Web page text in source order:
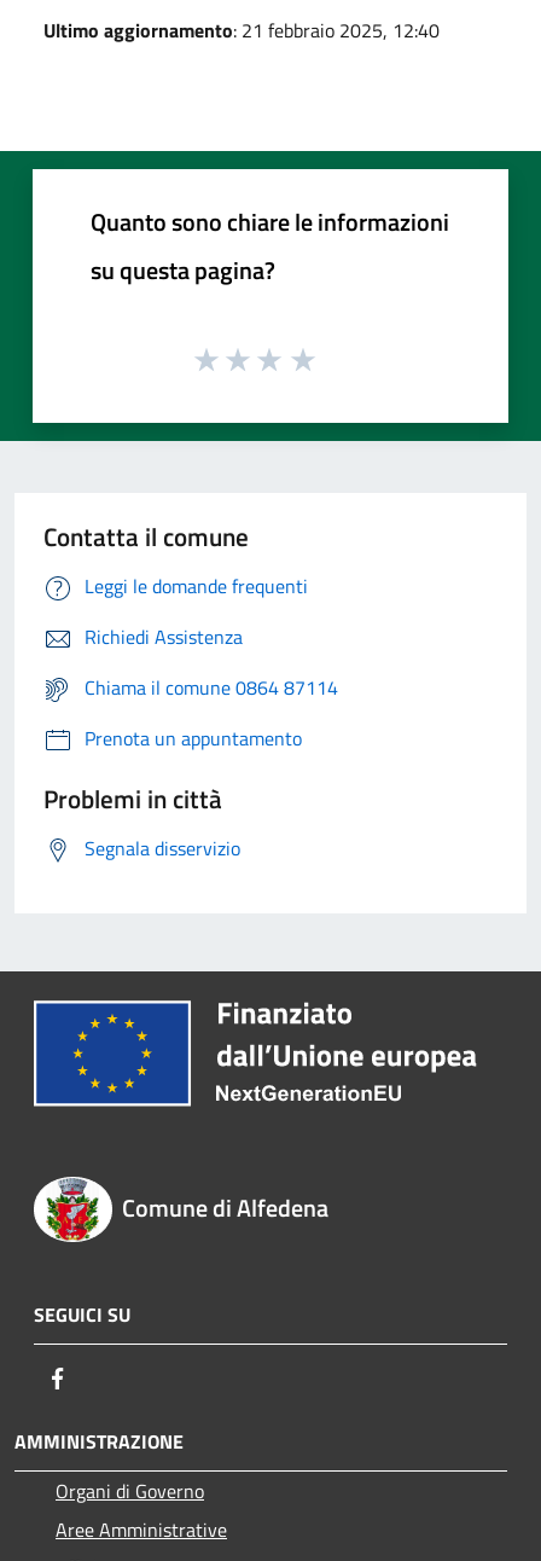
Ultimo aggiornamento: 21 febbraio 2025, 12:40
Quanto sono chiare le informazioni
su questa pagina?
Contatta il comune
Leggi le domande frequenti
Richiedi Assistenza
Chiama il comune 0864 87114
Prenota un appuntamento
Problemi in città
Segnala disservizio
Comune di Alfedena
SEGUICI SU
AMMINISTRAZIONE
Organi di Governo
Aree Amministrative